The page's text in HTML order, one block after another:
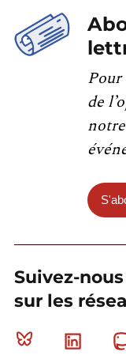
Pour
de
Suivez-nous
sur les
Bluesky